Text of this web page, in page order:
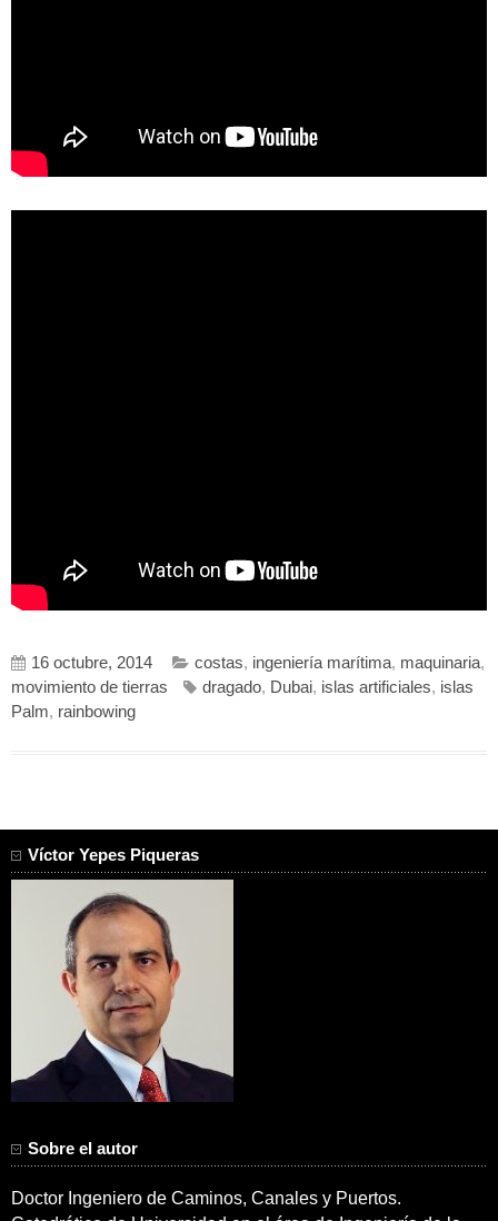
16 octubre, 2014 costas, ingeniería marítima, maquinaria,
movimiento de tierras
dragado, Dubai, islas artificiales, islas
Palm, rainbowing
Víctor Yepes Piqueras
Sobre el autor
Doctor Ingeniero de Caminos, Canales y Puertos.